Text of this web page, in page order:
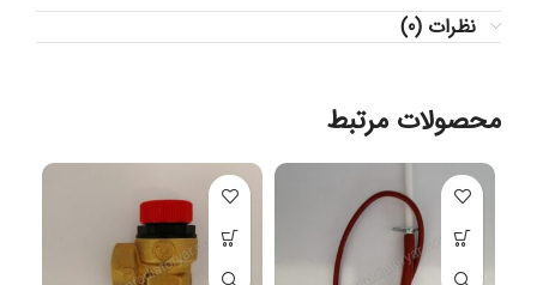
نظرات (0)
محصولات مرتبط